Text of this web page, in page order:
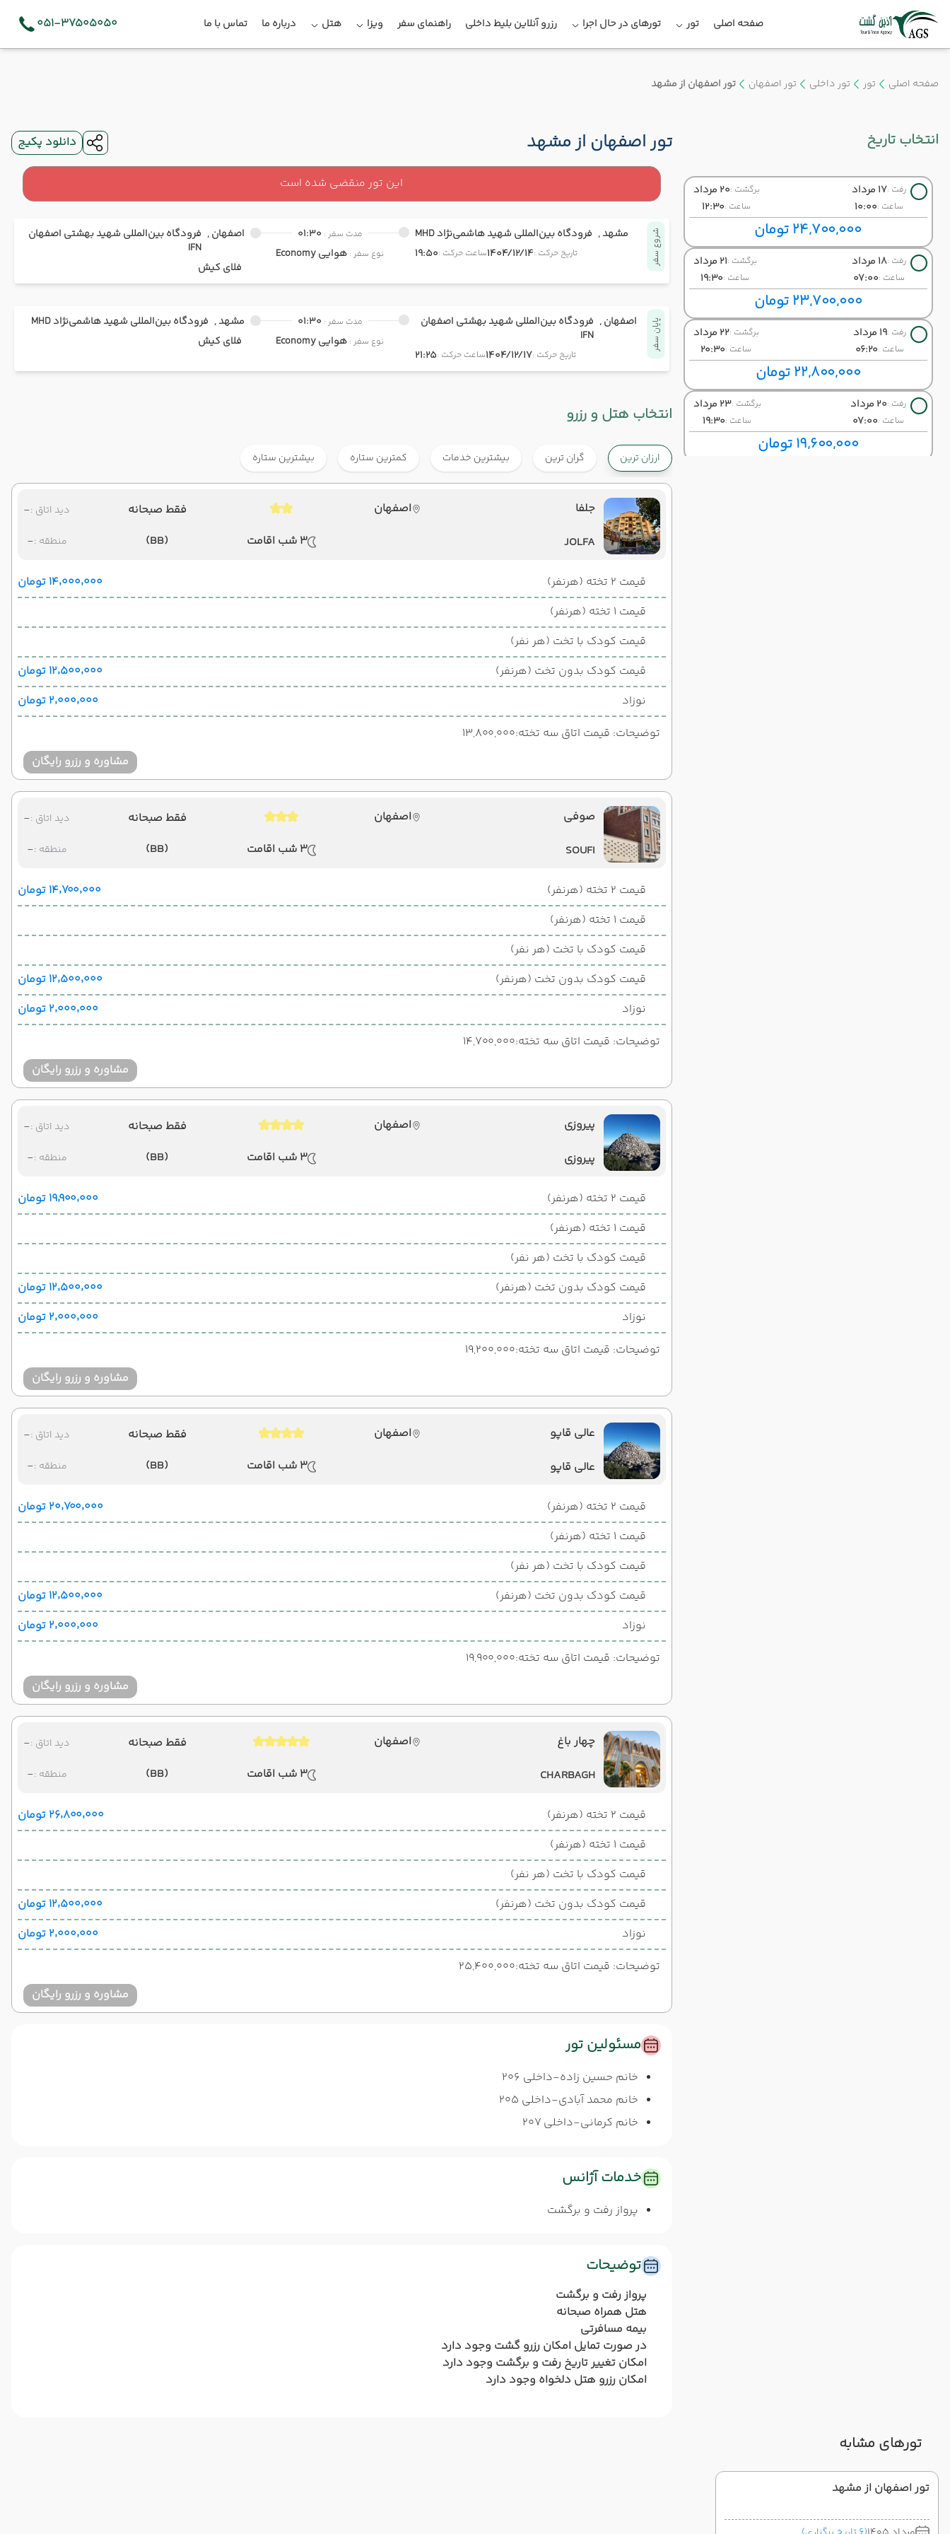
صفحه اصلی تور تورهای در حال اجرا رزرو آنلاین بلیط داخلی راهنمای سفر ویزا هتل درباره ما تماس با ما 051-37505050
صفحه اصلی تور تور داخلی تور اصفهان تور اصفهان از مشهد
انتخاب تاریخ
رفت :17 مرداد
ساعت :10:00
برگشت :20 مرداد
ساعت :12:30
24,700,000 تومان
رفت :18 مرداد
ساعت :07:00
برگشت :21 مرداد
ساعت :19:30
23,700,000 تومان
رفت :19 مرداد
ساعت :06:20
برگشت :22 مرداد
ساعت :20:30
22,800,000 تومان
رفت :20 مرداد
ساعت :07:00
برگشت :23 مرداد
ساعت :19:30
19,600,000 تومان
تور اصفهان از مشهد دانلود پکیج
این تور منقضی شده است
شروع سفر مشهد , فرودگاه بین‌المللی شهید هاشمی‌نژاد MHD
تاریخ حرکت :1404/12/14ساعت حرکت :19:50
مدت سفر : 01:30
نوع سفر : هوایی
اصفهان , فرودگاه بین‌المللی شهید بهشتی اصفهان
IFN
فلای کیش
پایان سفر اصفهان , فرودگاه بین‌المللی شهید بهشتی اصفهان
IFN
تاریخ حرکت :1404/12/17ساعت حرکت :21:25
مدت سفر : 01:30
نوع سفر : هوایی
مشهد , فرودگاه بین‌المللی شهید هاشمی‌نژاد MHD
فلای کیش
انتخاب هتل و رزرو
ارزان ترین گران ترین بیشترین خدمات کمترین ستاره بیشترین ستاره
جلفا
اصفهان
JOLFA
3 شب اقامت
فقط صبحانه
(BB)
دید اتاق :-
منطقه :-
قیمت 2 تخته (هرنفر)
۱۴٬۰۰۰٬۰۰۰ تومان
قیمت 1 تخته (هرنفر)
قیمت کودک با تخت (هر نفر)
قیمت کودک بدون تخت (هرنفر)
۱۲٬۵۰۰٬۰۰۰ تومان
نوزاد
۲٬۰۰۰٬۰۰۰ تومان
توضیحات: قیمت اتاق سه تخته:13,800,000
مشاوره و رزرو رایگان
صوفی
اصفهان
SOUFI
3 شب اقامت
فقط صبحانه
(BB)
دید اتاق :-
منطقه :-
قیمت 2 تخته (هرنفر)
۱۴٬۷۰۰٬۰۰۰ تومان
قیمت 1 تخته (هرنفر)
قیمت کودک با تخت (هر نفر)
قیمت کودک بدون تخت (هرنفر)
۱۲٬۵۰۰٬۰۰۰ تومان
نوزاد
۲٬۰۰۰٬۰۰۰ تومان
توضیحات: قیمت اتاق سه تخته:14,700,000
مشاوره و رزرو رایگان
پیروزی
اصفهان
پیروزی
3 شب اقامت
فقط صبحانه
(BB)
دید اتاق :-
منطقه :-
قیمت 2 تخته (هرنفر)
۱۹٬۹۰۰٬۰۰۰ تومان
قیمت 1 تخته (هرنفر)
قیمت کودک با تخت (هر نفر)
قیمت کودک بدون تخت (هرنفر)
۱۲٬۵۰۰٬۰۰۰ تومان
نوزاد
۲٬۰۰۰٬۰۰۰ تومان
توضیحات: قیمت اتاق سه تخته:19,200,000
مشاوره و رزرو رایگان
عالی قاپو
اصفهان
عالی قاپو
3 شب اقامت
فقط صبحانه
(BB)
دید اتاق :-
منطقه :-
قیمت 2 تخته (هرنفر)
۲۰٬۷۰۰٬۰۰۰ تومان
قیمت 1 تخته (هرنفر)
قیمت کودک با تخت (هر نفر)
قیمت کودک بدون تخت (هرنفر)
۱۲٬۵۰۰٬۰۰۰ تومان
نوزاد
۲٬۰۰۰٬۰۰۰ تومان
توضیحات: قیمت اتاق سه تخته:19,900,000
مشاوره و رزرو رایگان
چهار باغ
اصفهان
CHARBAGH
3 شب اقامت
فقط صبحانه
(BB)
دید اتاق :-
منطقه :-
قیمت 2 تخته (هرنفر)
۲۶٬۸۰۰٬۰۰۰ تومان
قیمت 1 تخته (هرنفر)
قیمت کودک با تخت (هر نفر)
قیمت کودک بدون تخت (هرنفر)
۱۲٬۵۰۰٬۰۰۰ تومان
نوزاد
۲٬۰۰۰٬۰۰۰ تومان
توضیحات: قیمت اتاق سه تخته:25,400,000
مشاوره و رزرو رایگان
مسئولین تور
خانم حسین زاده-داخلی 206
خانم محمد آبادی-داخلی 205
خانم کرمانی-داخلی 207
خدمات آژانس
پرواز رفت و برگشت
توضیحات
پرواز رفت و برگشت
هتل همراه صبحانه
بیمه مسافرتی
در صورت تمایل امکان رزرو گشت وجود دارد
امکان تغییر تاریخ رفت و برگشت وجود دارد
امکان رزرو هتل دلخواه وجود دارد
تورهای مشابه
تور اصفهان از مشهد